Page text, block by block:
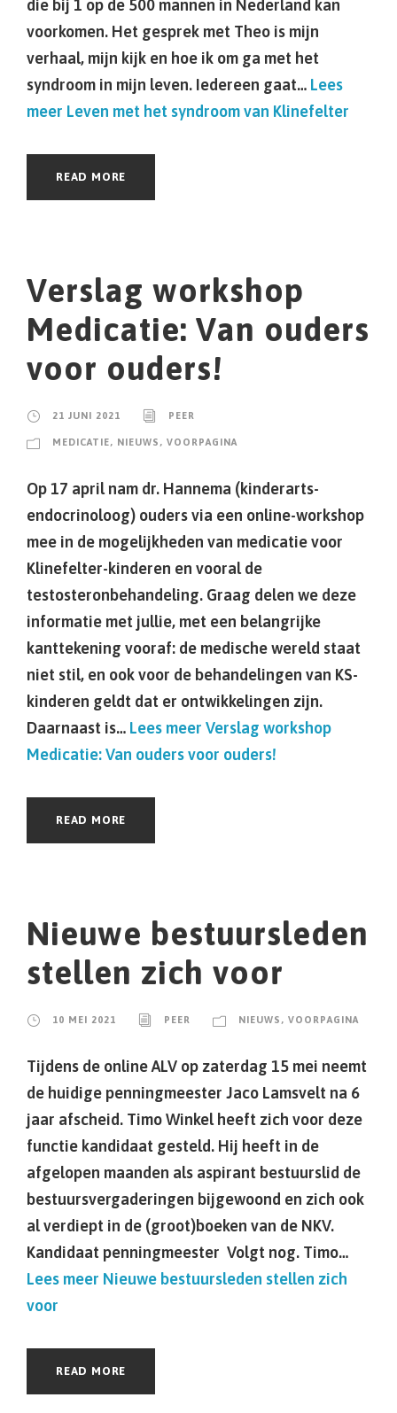
die bij 1 op de 500 mannen in Nederland kan
voorkomen. Het gesprek met Theo is mijn
verhaal, mijn kijk en hoe ik om ga met het
syndroom in mijn leven. Iedereen gaat… Lees
meer Leven met het syndroom van Klinefelter
READ MORE
Verslag workshop
Medicatie: Van ouders
voor ouders!
21 JUNI 2021 PEER
MEDICATIE, NIEUWS , VOORPAGINA
Op 17 april nam dr. Hannema (kinderarts-
endocrinoloog) ouders via een online-workshop
mee in de mogelijkheden van medicatie voor
Klinefelter-kinderen en vooral de
testosteronbehandeling. Graag delen we deze
informatie met jullie, met een belangrijke
kanttekening vooraf: de medische wereld staat
niet stil, en ook voor de behandelingen van KS-
kinderen geldt dat er ontwikkelingen zijn.
Daarnaast is… Lees meer Verslag workshop
Medicatie: Van ouders voor ouders!
READ MORE
Nieuwe bestuursleden
stellen zich voor
10 MEI 2021 PEER NIEUWS , VOORPAGINA
Tijdens de online ALV op zaterdag 15 mei neemt
de huidige penningmeester Jaco Lamsvelt na 6
jaar afscheid. Timo Winkel heeft zich voor deze
functie kandidaat gesteld. Hij heeft in de
afgelopen maanden als aspirant bestuurslid de
bestuursvergaderingen bijgewoond en zich ook
al verdiept in de (groot)boeken van de NKV.
Kandidaat penningmeester Volgt nog. Timo…
Lees meer Nieuwe bestuursleden stellen zich
voor
READ MORE